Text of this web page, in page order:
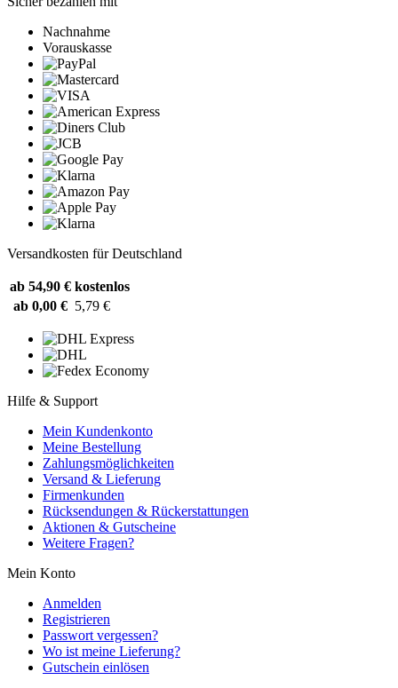
Nachnahme
Vorauskasse
Versandkosten für Deutschland
ab 54,90 € kostenlos
ab 0,00 € 5,79 €
Hilfe & Support
Mein Kundenkonto
Meine Bestellung
Zahlungsmöglichkeiten
Versand & Lieferung
Firmenkunden
Rücksendungen & Rückerstattungen
Aktionen & Gutscheine
Weitere Fragen?
Mein Konto
Anmelden
Registrieren
Passwort vergessen?
Wo ist meine Lieferung?
Gutschein einlösen